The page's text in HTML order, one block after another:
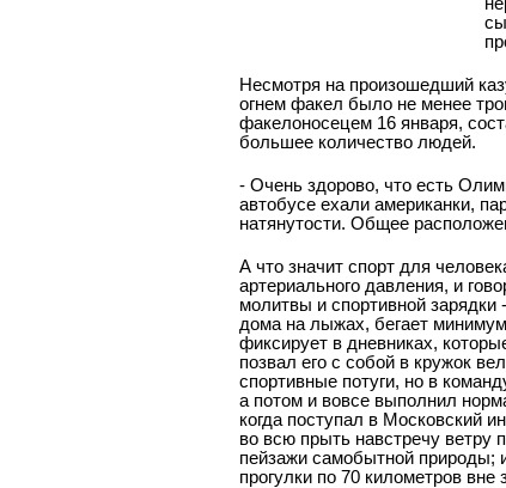
Несмотря на произошедший
огнем факел было не менее
факелоносецем 16 января,
большее количество людей.
- Очень здорово, что есть
автобусе ехали американки,
натянутости. Общее
А что значит спорт для
артериального давления, и
молитвы и спортивной зарядки
дома на лыжах, бегает
фиксирует в дневниках,
позвал его с собой в кружок
спортивные потуги, но в
а потом и вовсе выполнил
когда поступал в Московский
во всю прыть навстречу ветру
пейзажи самобытной природы;
прогулки по 70 километров вне